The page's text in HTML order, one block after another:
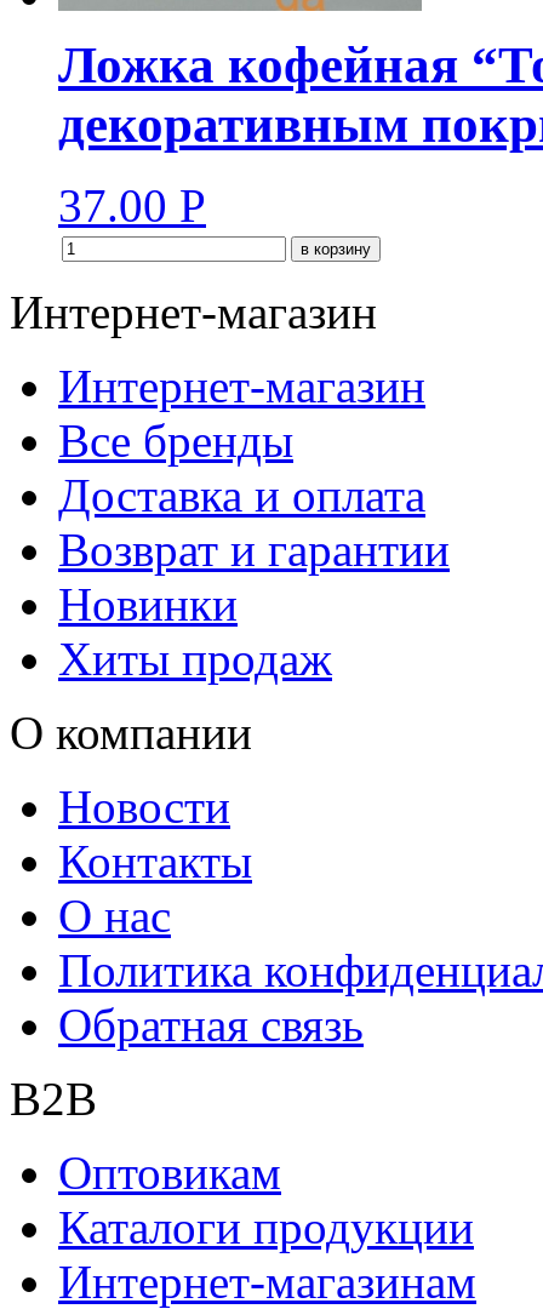
Ложка кофейная
декоративным
37.00 Р
в корзину
Интернет-магазин
Интернет-магазин
Все бренды
Доставка и оплата
Возврат и гарантии
Новинки
Хиты продаж
О компании
Новости
Контакты
О нас
Политика
Обратная связь
B2B
Оптовикам
Каталоги продукции
Интернет-магазинам